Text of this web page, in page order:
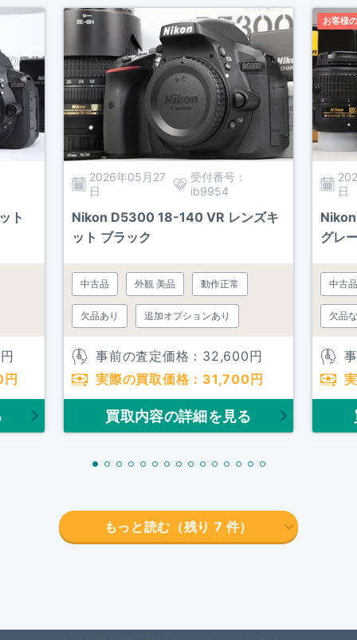
ト
円
円
2026年05月27
日
受付番号：
ib9954
Nikon D5300 18-140 VR レンズキ
ット ブラック
中古品 外観 美品 動作正常
欠品あり 追加オプションあり
事前の査定価格： 32,600円
実際の買取価格： 31,700 円
買取内容の詳細を見る
お客様
日
グレ
中古品
欠品
もっと読む（残り 7 件）